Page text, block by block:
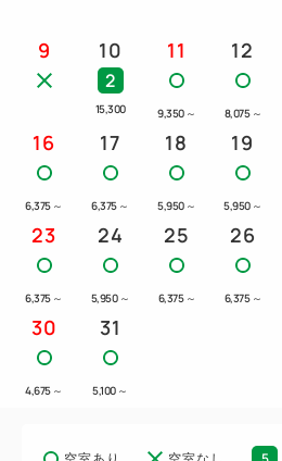
9 10
2
15,300
11
9,350 ～
12
8,075 ～
16
6,375 ～
17
6,375 ～
18
5,950 ～
19
5,950 ～
23
6,375 ～
24
5,950 ～
25
6,375 ～
26
6,375 ～
30
4,675 ～
31
5,100 ～